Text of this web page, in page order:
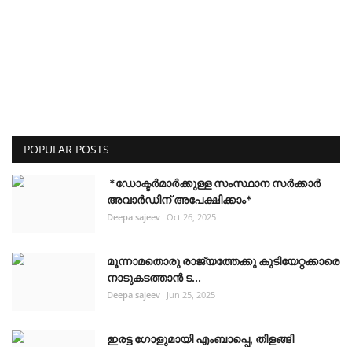
POPULAR POSTS
*ഡോക്ടർമാർക്കുള്ള സംസ്ഥാന സർക്കാർ
അവാർഡിന് അപേക്ഷിക്കാം*
Deepa sajeev Oct 26, 2025
മൂന്നാമതൊരു രാജ്യത്തേക്കു കുടിയേറ്റക്കാരെ
നാടുകടത്താൻ ട...
Deepa sajeev Jun 25, 2025
ഇരട്ട ഗോളുമായി എംബാപ്പെ, തിളങ്ങി